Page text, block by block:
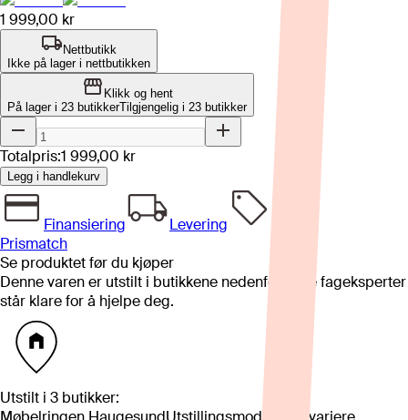
1 999,00 kr
Nettbutikk
Ikke på lager i nettbutikken
Klikk og hent
På lager i 23 butikkerTilgjengelig i 23 butikker
Totalpris:1 999,00 kr
Legg i handlekurv
Finansiering
Levering
Prismatch
Se produktet før du kjøper
Denne varen er utstilt i butikkene nedenfor. Våre fageksperter
står klare for å hjelpe deg.
Utstilt i 3 butikker: